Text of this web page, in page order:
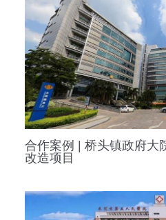
合作案例 | 桥头镇政府大
改造项目